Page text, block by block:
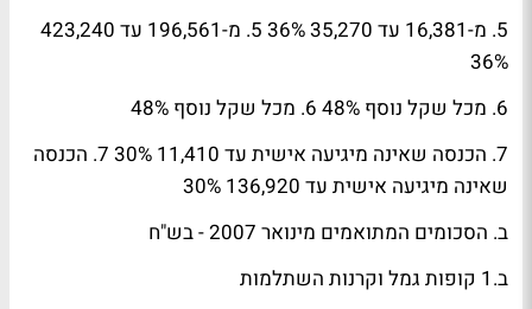
5. מ-16,381 עד 35,270 36% 5. מ-196,561 עד 423,240
36%
6. מכל שקל נוסף 48% 6. מכל שקל נוסף 48%
7. הכנסה שאינה מיגיעה אישית עד 11,410 30% 7. הכנסה
שאינה מיגיעה אישית עד 136,920 30%
ב. הסכומים המתואמים מינואר 2007 - בש"ח
ב.1 קופות גמל וקרנות השתלמות